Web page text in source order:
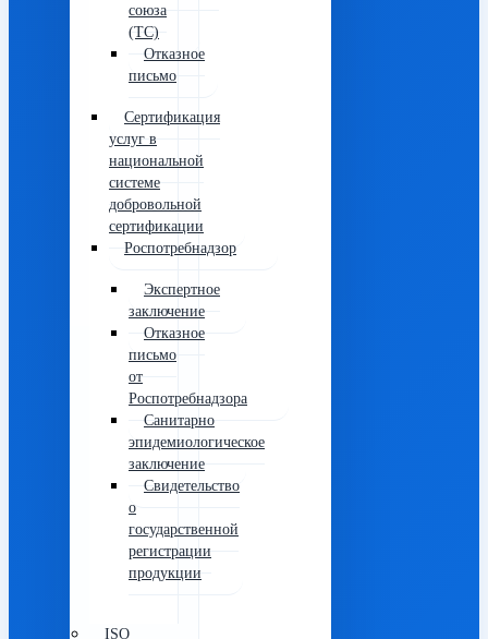
союза
(ТС)
Отказное
письмо
Сертификация
услуг в
национальной
системе
добровольной
сертификации
Роспотребнадзор
Экспертное
заключение
Отказное
письмо
от
Роспотребнадзора
Санитарно
эпидемиологическое
заключение
Свидетельство
о
государственной
регистрации
продукции
ISO